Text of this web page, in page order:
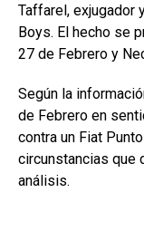
Taffarel, exjugador
Boys. El hecho se
27 de Febrero y
Según la
de Febrero en
contra un Fiat
circunstancias que
análisis.